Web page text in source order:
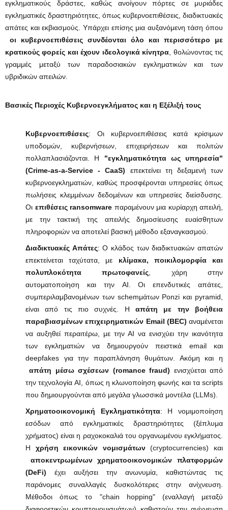
εγκληματικούς δράστες, καθώς ανοίγουν πόρτες σε μυριάδες
εγκληματικές δραστηριότητες, όπως κυβερνοεπιθέσεις, διαδικτυακές
απάτες και εκβιασμούς. Υπάρχει επίσης μια αυξανόμενη τάση όπου
οι κυβερνοεπιθέσεις συνδέονται όλο και περισσότερο με
κρατικούς φορείς και έχουν ιδεολογικά κίνητρα , θολώνοντας τις
γραμμές μεταξύ των παραδοσιακών εγκληματικών και των
υβριδικών απειλών.
Βασικές Περιοχές Κυβερνοεγκλήματος και η Εξέλιξή τους
Κυβερνοεπιθέσεις: Οι κυβερνοεπιθέσεις κατά κρίσιμων
υποδομών, κυβερνήσεων, επιχειρήσεων και πολιτών
πολλαπλασιάζονται. Η
"εγκληματικότητα ως υπηρεσία"
(Crime-as-a-Service - CaaS)
επεκτείνει τη δεξαμενή των
κυβερνοεγκληματιών, καθώς προσφέρονται υπηρεσίες όπως
πωλήσεις κλεμμένων δεδομένων και υπηρεσίες διείσδυσης.
Οι επιθέσεις ransomware παραμένουν μια κυρίαρχη απειλή,
με την τακτική της απειλής δημοσίευσης ευαίσθητων
πληροφοριών να αποτελεί βασική μέθοδο εξαναγκασμού.
Διαδικτυακές Απάτες: Ο κλάδος των διαδικτυακών απατών
επεκτείνεται ταχύτατα, με
κλίμακα, ποικιλομορφία και
πολυπλοκότητα πρωτοφανείς , χάρη στην
αυτοματοποίηση και την AI. Οι επενδυτικές απάτες,
συμπεριλαμβανομένων των schemμάτων Ponzi και pyramid,
είναι από τις πιο συχνές. Η
απάτη με την βοήθεια
παραβιασμένων επιχειρηματικών Email (BEC) αναμένεται
να αυξηθεί περαιτέρω, με την AI να ενισχύει την ικανότητα
των εγκληματιών να δημιουργούν πειστικά email και
deepfakes για την παραπλάνηση θυμάτων. Ακόμη και η
απάτη μέσω σχέσεων (romance fraud) ενισχύεται από
την τεχνολογία AI, όπως η κλωνοποίηση φωνής και τα scripts
που δημιουργούνται από μεγάλα γλωσσικά μοντέλα (LLMs).
Χρηματοοικονομική Εγκληματικότητα: Η νομιμοποίηση
εσόδων από εγκληματικές δραστηριότητες (ξέπλυμα
χρήματος) είναι η ραχοκοκαλιά του οργανωμένου εγκλήματος.
Η
χρήση εικονικών νομισμάτων
(cryptocurrencies) και
αποκεντρωμένων χρηματοοικονομικών πλατφορμών
(DeFi)
έχει αυξήσει την ανωνυμία, καθιστώντας τις
παράνομες συναλλαγές δυσκολότερες στην ανίχνευση.
Μέθοδοι όπως το "chain hopping" (εναλλαγή μεταξύ